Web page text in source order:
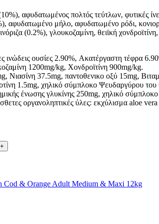
αφυδατωμένος πολτός τεύτλων, φυτικές
αφυδατωμένο μήλο, αφυδατωμένο ρόδι,
(0.2%), γλουκοζαμίνη, θειϊκή
ινώδεις ουσίες 2.90%, Aκατέργαστη τέφρα
1200mg/kg, Χονδροϊτίνη 900mg/kg.
37.5mg, παντοθενικο οξύ 15mg,
1.5mg, χηλικό σύμπλοκο Ψευδαργύρου του
ένωσης γλυκίνης 250mg, χηλικό
οργανοληπτικές ύλες: εκχύλισμα aloe
Cod & Orange Adult Medium & Maxi 12kg